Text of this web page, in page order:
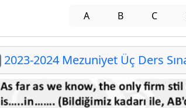
A B C
2023-2024 Mezuniyet Üç Ders